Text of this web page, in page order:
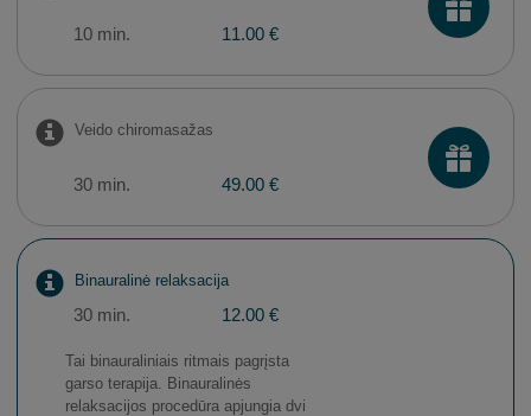
10 min. 11.00 €
Veido chiromasažas
30 min. 49.00 €
​Binauralinė relaksacija
30 min. 12.00 €
Tai binauraliniais ritmais pagrįsta
garso terapija. Binauralinės
relaksacijos procedūra apjungia dvi